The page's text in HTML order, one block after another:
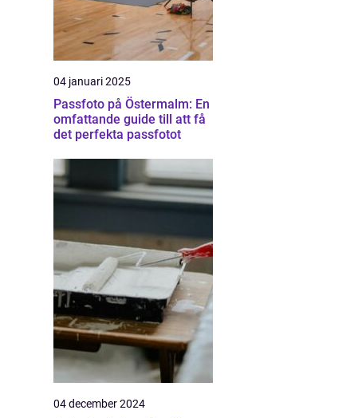
04 januari 2025
Passfoto på Östermalm: En
omfattande guide till att få
det perfekta passfotot
04 december 2024